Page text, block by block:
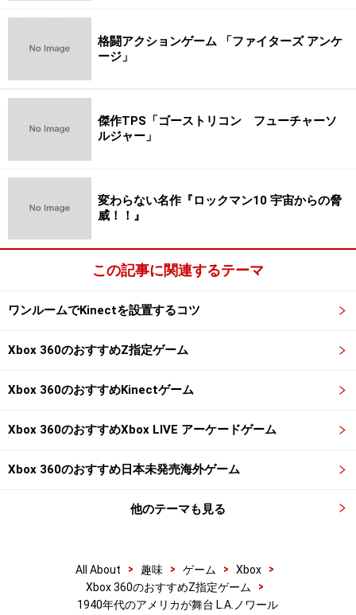
格闘アクションゲーム 「ファイターズ アンケ
ージ」
傑作TPS「ゴーストリコン フューチャーソ
ルジャー」
変わらない名作『ロックマン10 宇宙からの脅
威！！』
この記事に関連するテーマ
ワンルームでKinectを設置するコツ
Xbox 360のおすすめZ指定ゲーム
Xbox 360のおすすめKinectゲーム
Xbox 360のおすすめXbox LIVE アーケードゲーム
Xbox 360のおすすめ日本未発売海外ゲーム
他のテーマも見る
All About > 趣味 > ゲーム > Xbox
>
Xbox 360のおすすめZ指定ゲーム
>
1940年代のアメリカが舞台 L.A.ノワール